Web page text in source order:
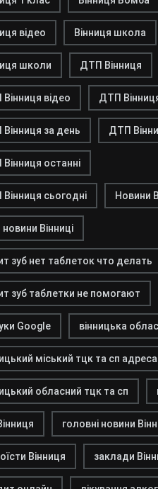
відео Вінниця школа
школи ДТП Вінниця
відео ДТП
за день ДТП
останні
сьогодні Новини
Вінниці
зуб нет таблеток что делать
зуб таблетки не помогают
Google вінницька
міський тцк та сп адреса
обласний тцк та сп
головні новини
Вінниця заклади